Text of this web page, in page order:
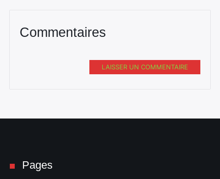
Commentaires
LAISSER UN COMMENTAIRE
Pages